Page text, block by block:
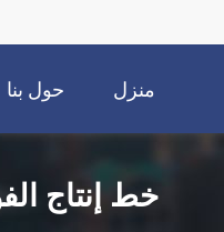
منزل حول بنا
خط إنتاج